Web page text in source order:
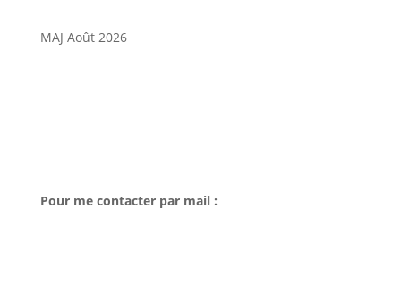
MAJ Août 2026
Pour me contacter par mail :